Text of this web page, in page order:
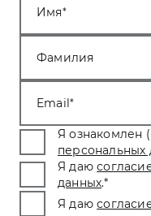
Имя
Фамилия
Email
Я ознакомлен
персональных
Я даю
данных.*
Я даю